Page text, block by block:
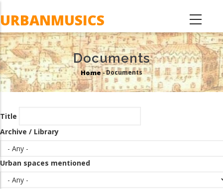
to
main
content
URBANMUSICS
Documents
Breadcrumb
Home -Documents
Title
Archive / Library
Urban spaces mentioned